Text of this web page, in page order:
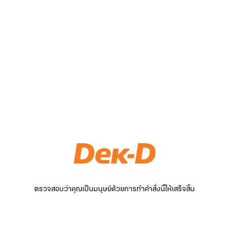
ตรวจสอบว่าคุณเป็นมนุษย์ด้วยการทำคำสั่งนี้ให้เสร็จสิ้น